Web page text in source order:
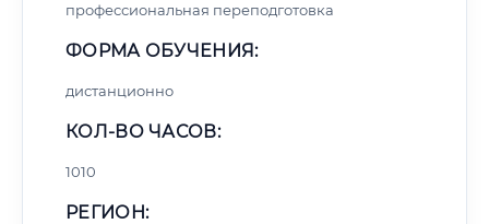
профессиональная переподготовка
ФОРМА ОБУЧЕНИЯ:
дистанционно
КОЛ-ВО ЧАСОВ:
1010
РЕГИОН: